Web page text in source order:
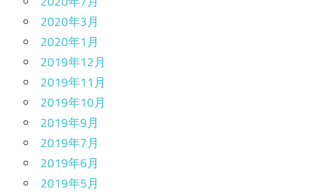
2020年3月
2020年1月
2019年12月
2019年11月
2019年10月
2019年9月
2019年7月
2019年6月
2019年5月